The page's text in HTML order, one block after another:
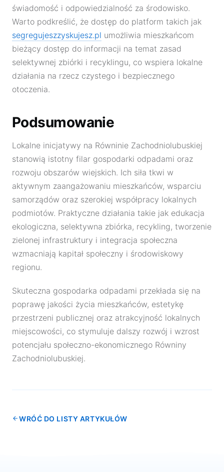
świadomość i odpowiedzialność za środowisko.
Warto podkreślić, że dostęp do platform takich jak
segregujeszzyskujesz.pl umożliwia mieszkańcom
bieżący dostęp do informacji na temat zasad
selektywnej zbiórki i recyklingu, co wspiera lokalne
działania na rzecz czystego i bezpiecznego
otoczenia.
Podsumowanie
Lokalne inicjatywy na Równinie Zachodniolubuskiej
stanowią istotny filar gospodarki odpadami oraz
rozwoju obszarów wiejskich. Ich siła tkwi w
aktywnym zaangażowaniu mieszkańców, wsparciu
samorządów oraz szerokiej współpracy lokalnych
podmiotów. Praktyczne działania takie jak edukacja
ekologiczna, selektywna zbiórka, recykling, tworzenie
zielonej infrastruktury i integracja społeczna
wzmacniają kapitał społeczny i środowiskowy
regionu.
Skuteczna gospodarka odpadami przekłada się na
poprawę jakości życia mieszkańców, estetykę
przestrzeni publicznej oraz atrakcyjność lokalnych
miejscowości, co stymuluje dalszy rozwój i wzrost
potencjału społeczno-ekonomicznego Równiny
Zachodniolubuskiej.
WRÓĆ DO LISTY ARTYKUŁÓW